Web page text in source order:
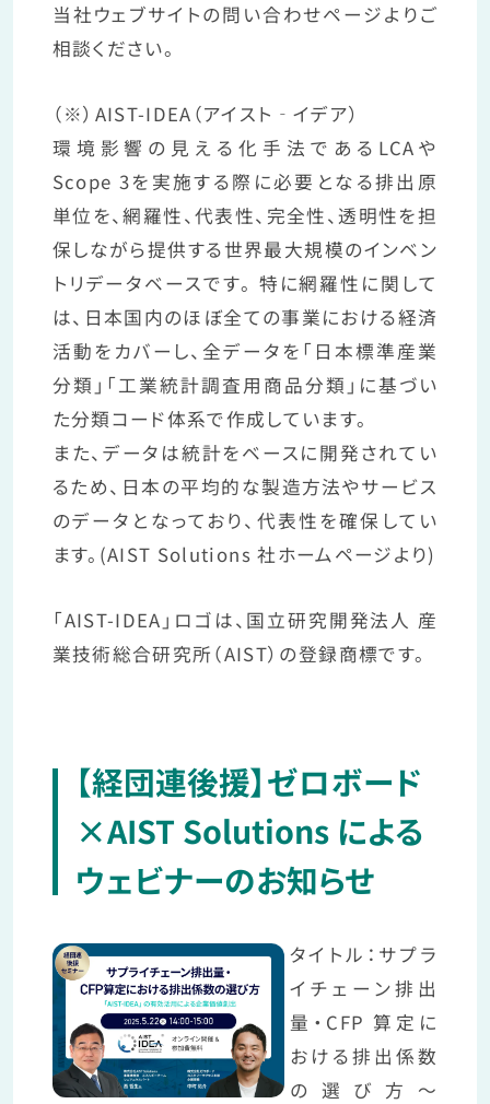
当社ウェブサイトの問い合わせページよりご
相談ください。
（※）AIST-IDEA（アイスト‐イデア）
環境影響の見える化手法であるLCAや
Scope 3を実施する際に必要となる排出原
単位を、網羅性、代表性、完全性、透明性を担
保しながら提供する世界最大規模のインベン
トリデータベースです。 特に網羅性に関して
は、日本国内のほぼ全ての事業における経済
活動をカバーし、全データを「日本標準産業
分類」「工業統計調査用商品分類」に基づい
た分類コード体系で作成しています。
また、データは統計をベースに開発されてい
るため、日本の平均的な製造方法やサービス
のデータとなっており、代表性を確保してい
ます。(AIST Solutions 社ホームページより)
「AIST-IDEA」ロゴは、国立研究開発法人 産
業技術総合研究所（AIST）の登録商標です。
【経団連後援】ゼロボード
×AIST Solutions による
ウェビナーのお知らせ
タイトル：サプラ
イチェーン排出
量・CFP 算定に
おける排出係数
の選び方～